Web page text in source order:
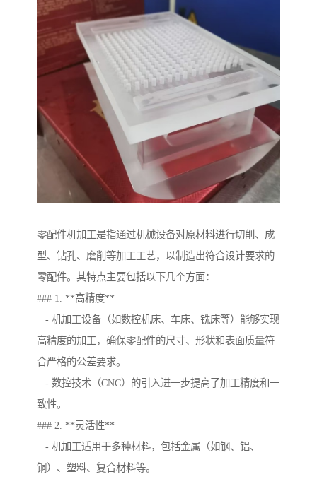
零配件机加工是指通过机械设备对原材料进行切削、成
型、钻孔、磨削等加工工艺，以制造出符合设计要求的
零配件。其特点主要包括以下几个方面：
### 1. **高精度**
- 机加工设备（如数控机床、车床、铣床等）能够实现
高精度的加工，确保零配件的尺寸、形状和表面质量符
合严格的公差要求。
- 数控技术（CNC）的引入进一步提高了加工精度和一
致性。
### 2. **灵活性**
- 机加工适用于多种材料，包括金属（如钢、铝、
铜）、塑料、复合材料等。